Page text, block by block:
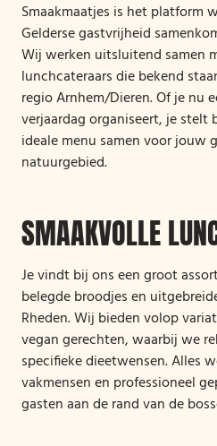
Smaakmaatjes is het platform
Gelderse gastvrijheid
Wij werken uitsluitend samen
lunchcateraars die bekend
regio Arnhem/Dieren. Of je nu
verjaardag organiseert, je
ideale menu samen voor jouw
natuurgebied.
SMAAKVOLLE
Je vindt bij ons een groot
belegde broodjes en
Rheden. Wij bieden volop
vegan gerechten, waarbij we
specifieke dieetwensen. Alles
vakmensen en professioneel
gasten aan de rand van de